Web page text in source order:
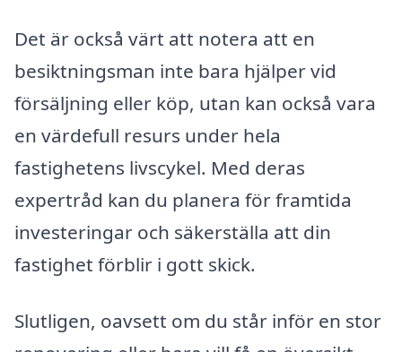
Det är också värt att notera att en
besiktningsman inte bara hjälper vid
försäljning eller köp, utan kan också vara
en värdefull resurs under hela
fastighetens livscykel. Med deras
expertråd kan du planera för framtida
investeringar och säkerställa att din
fastighet förblir i gott skick.
Slutligen, oavsett om du står inför en stor